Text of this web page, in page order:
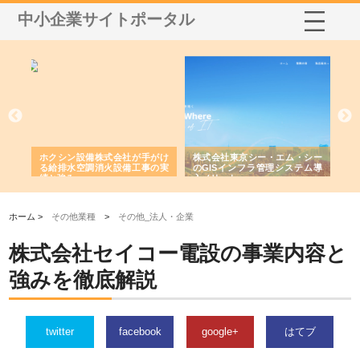
中小企業サイトポータル
ホクシン設備株式会社が手がけ
る給排水空調消火設備工事の実
績と強み
株式会社東京シー・エム・シー
のGISインフラ管理システム導
入メリット
ホーム > その他業種 > その他_法人・企業
株式会社セイコー電設の事業内容と
強みを徹底解説
twitter facebook google+ はてブ